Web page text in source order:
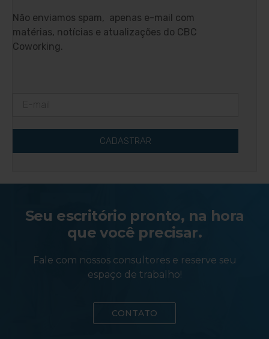
Não enviamos spam, apenas e-mail com
matérias, notícias e atualizações do CBC
Coworking.
CADASTRAR
Seu escritório pronto, na hora
que você precisar.
Fale com nossos consultores e reserve seu
espaço de trabalho!
CONTATO